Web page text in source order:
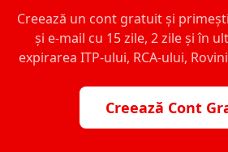
Creează un cont gratuit și
și e-mail cu 15 zile, 2 zile și în
expirarea ITP-ului, RCA-ului,
Creează Cont